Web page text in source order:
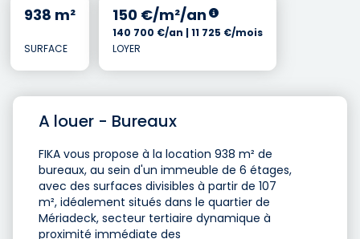
938 m²
SURFACE
150 €/m²/an
140 700 €/an | 11 725 €/mois
LOYER
A louer - Bureaux
FIKA vous propose à la location 938 m² de
bureaux, au sein d'un immeuble de 6 étages,
avec des surfaces divisibles à partir de 107
m², idéalement situés dans le quartier de
Mériadeck, secteur tertiaire dynamique à
proximité immédiate des